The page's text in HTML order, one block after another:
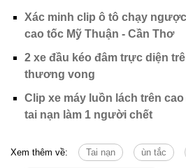
Xác minh clip ô tô chạy
cao tốc Mỹ Thuận - Cần Thơ
2 xe đầu kéo đâm trực diện
thương vong
Clip xe máy luồn lách trên
tai nạn làm 1 người chết
Xem thêm về: Tai nạn ùn tắc